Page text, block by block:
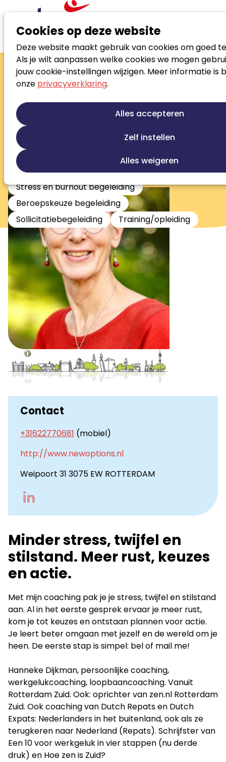
Cookies op deze website
Deze website maakt gebruik van cookies om goed
Als je wilt aanpassen welke cookies we mogen
jouw cookie-instellingen wijzigen. Meer informatie is
onze privacyverklaring.
Alles accepteren
Zelf instellen
Alles weigeren
Zoek loopbaanspecialist
Hanneke
Dijkman
Senior coach
Loopbaanontwikkeling
Talentontwikkeling
Persoonlijke ontwikkeling
Re-integratie
Re-integratie tweede spoor
Werkfit trajecten
Outplacement
Stress en burnout begeleiding
Beroepskeuze begeleiding
Sollicitatiebegeleiding
Training/opleiding
Contact
+31622770681 (mobiel)
http://www.newoptions.nl
Weipoort 31 3075 EW ROTTERDAM
Minder stress, twijfel en
stilstand. Meer rust, keuzes
en actie.
Met mijn coaching pak je je stress, twijfel en stilstand
aan. Al in het eerste gesprek ervaar je meer rust,
kom je tot keuzes en ontstaan plannen voor actie.
Je leert beter omgaan met jezelf en de wereld om je
heen. De eerste stap is simpel: bel of mail me!
Hanneke Dijkman, persoonlijke coaching,
werkgelukcoaching, loopbaancoaching. Vanuit
Rotterdam Zuid. Ook: oprichter van zen.nl Rotterdam
Zuid. Ook coaching van Dutch Repats en Dutch
Expats: Nederlanders in het buitenland, ook als ze
terugkeren naar Nederland (Repats). Schrijfster van
Een 10 voor werkgeluk in vier stappen (nu derde
druk) en Hoe zen is Zuid?